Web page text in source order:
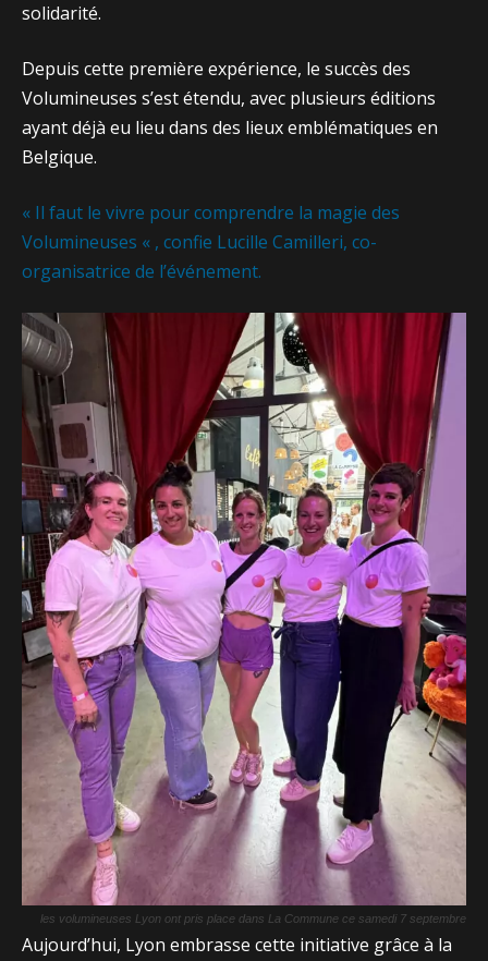
solidarité.
Depuis cette première expérience, le succès des
Volumineuses s’est étendu, avec plusieurs éditions
ayant déjà eu lieu dans des lieux emblématiques en
Belgique.
« Il faut le vivre pour comprendre la magie des
Volumineuses « , confie Lucille Camilleri, co-
organisatrice de l’événement.
les volumineuses Lyon ont pris place dans La Commune ce samedi 7 septembre
Aujourd’hui, Lyon embrasse cette initiative grâce à la